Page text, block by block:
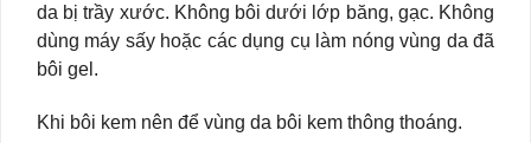
da bị trầy xước. Không bôi dưới lớp băng, gạc. Không
dùng máy sấy hoặc các dụng cụ làm nóng vùng da đã
bôi gel.
Khi bôi kem nên để vùng da bôi kem thông thoáng.